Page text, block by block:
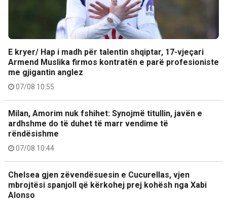
E kryer/ Hap i madh për talentin shqiptar, 17-vjeçari
Armend Muslika firmos kontratën e parë profesioniste
me gjigantin anglez
07/08 10:55
Milan, Amorim nuk fshihet: Synojmë titullin, javën e
ardhshme do të duhet të marr vendime të
rëndësishme
07/08 10:44
Chelsea gjen zëvendësuesin e Cucurellas, vjen
mbrojtësi spanjoll që kërkohej prej kohësh nga Xabi
Alonso